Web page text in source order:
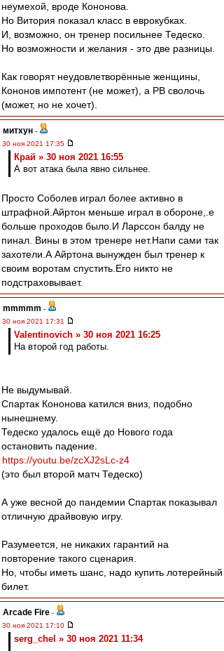
неумехой, вроде Кононова.
Но Витория показал класс в еврокубках.
И, возможно, он тренер посильнее Тедеско.
Но возможности и желания - это две разницы.
Как говорят неудовлетворённые женщины,
Кононов импотент (не может), а РВ сволочь
(может, но не хочет).
митхун -
30 ноя 2021 17:35
Край » 30 ноя 2021 16:55
А вот атака была явно сильнее.
Просто Соболев играл более активно в
штрафной.Айртон меньше играл в обороне,.е
больше проходов было.И Ларссон балду не
пинал. Вины в этом тренере нет.Напи сами так
захотели.А Айртона вынужден был тренер к
своим воротам спустить.Его никто не
подстраховывает.
mmmmm -
30 ноя 2021 17:31
Valentinovich » 30 ноя 2021 16:25
На второй год работы.
Не выдумывай.
Спартак Кононова катился вниз, подобно
нынешнему.
Тедеско удалось ещё до Нового года
остановить падение.
https://youtu.be/zcXJ2sLc-z4
(это был второй матч Тедеско)
А уже весной до пандемии Спартак показывал
отличную драйвовую игру.
Разумеется, не никаких гарантий на
повторение такого сценария.
Но, чтобы иметь шанс, надо купить лотерейный
билет.
Arcade Fire -
30 ноя 2021 17:10
serg_chel » 30 ноя 2021 11:34